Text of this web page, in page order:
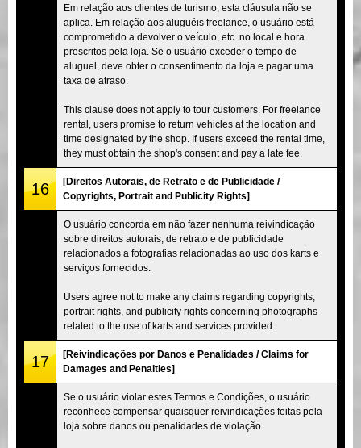
Em relação aos clientes de turismo, esta cláusula não se
aplica. Em relação aos aluguéis freelance, o usuário está
comprometido a devolver o veículo, etc. no local e hora
prescritos pela loja. Se o usuário exceder o tempo de
aluguel, deve obter o consentimento da loja e pagar uma
taxa de atraso.
This clause does not apply to tour customers. For freelance
rental, users promise to return vehicles at the location and
time designated by the shop. If users exceed the rental time,
they must obtain the shop's consent and pay a late fee.
16
[Direitos Autorais, de Retrato e de Publicidade /
Copyrights, Portrait and Publicity Rights]
O usuário concorda em não fazer nenhuma reivindicação
sobre direitos autorais, de retrato e de publicidade
relacionados a fotografias relacionadas ao uso dos karts e
serviços fornecidos.
Users agree not to make any claims regarding copyrights,
portrait rights, and publicity rights concerning photographs
related to the use of karts and services provided.
17
[Reivindicações por Danos e Penalidades / Claims for
Damages and Penalties]
Se o usuário violar estes Termos e Condições, o usuário
reconhece compensar quaisquer reivindicações feitas pela
loja sobre danos ou penalidades de violação.